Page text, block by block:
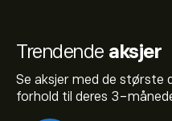
Trendende aksjer
Se aksjer med de største
forhold til deres 3-